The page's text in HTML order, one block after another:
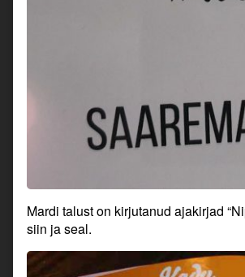
Mardi talust on kirjutanud ajakirjad
siin ja seal.